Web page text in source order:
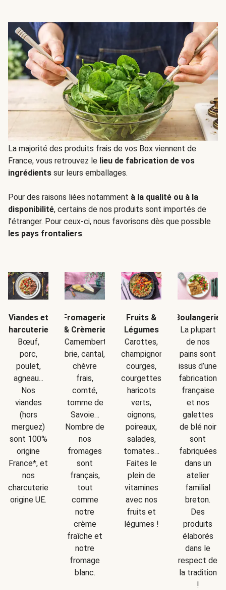
La majorité des produits frais de vos Box viennent de
France, vous retrouvez le lieu de fabrication de vos
ingrédients sur leurs emballages.
Pour des raisons liées notamment à la qualité ou à la
disponibilité, certains de nos produits sont importés de
l’étranger. Pour ceux-ci, nous favorisons dès que possible
les pays frontaliers.
Viandes et
charcuteries
Bœuf,
porc,
poulet,
agneau...
Nos
viandes
(hors
merguez)
sont 100%
origine
France*, et
nos
charcuteries
origine UE.
Fromagerie
& Crèmerie
Camembert,
brie, cantal,
chèvre
frais,
comté,
tomme de
Savoie…
Nombre de
nos
fromages
sont
français,
tout
comme
notre
crème
fraîche et
notre
fromage
blanc.
Fruits &
Légumes
Carottes,
champignons,
courges,
courgettes,
haricots
verts,
oignons,
poireaux,
salades,
tomates…
Faites le
plein de
vitamines
avec nos
fruits et
légumes !
Boulangerie
La plupart
de nos
pains sont
issus d’une
fabrication
française
et nos
galettes
de blé noir
sont
fabriquées
dans un
atelier
familial
breton.
Des
produits
élaborés
dans le
respect de
la tradition
!